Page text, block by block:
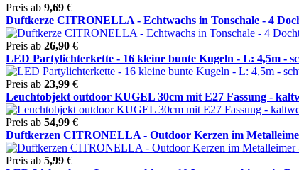
Preis ab 9,69 €
Duftkerze CITRONELLA - Echtwachs in Tonschale - 4
Preis ab 26,90 €
LED Partylichterkette - 16 kleine bunte Kugeln - L: 4,5m -
Preis ab 23,99 €
Leuchtobjekt outdoor KUGEL 30cm mit E27 Fassung -
Preis ab 54,99 €
Duftkerzen CITRONELLA - Outdoor Kerzen im
Preis ab 5,99 €